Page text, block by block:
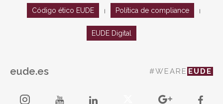
Código ético EUDE Política de compliance
EUDE Digital
eude.es #WEARE EUDE